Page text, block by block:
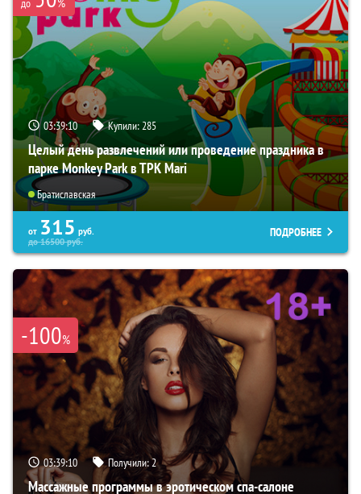
до
03:39:09 Купили:285
Целый день развлечений или проведение праздника в
парке Monkey Park в ТРК Mari
Братиславская
от 315 руб.
до16500руб.
ПОДРОБНЕЕ
-100%
03:39:09 Получили:2
Массажные программы в эротическом спа-салоне